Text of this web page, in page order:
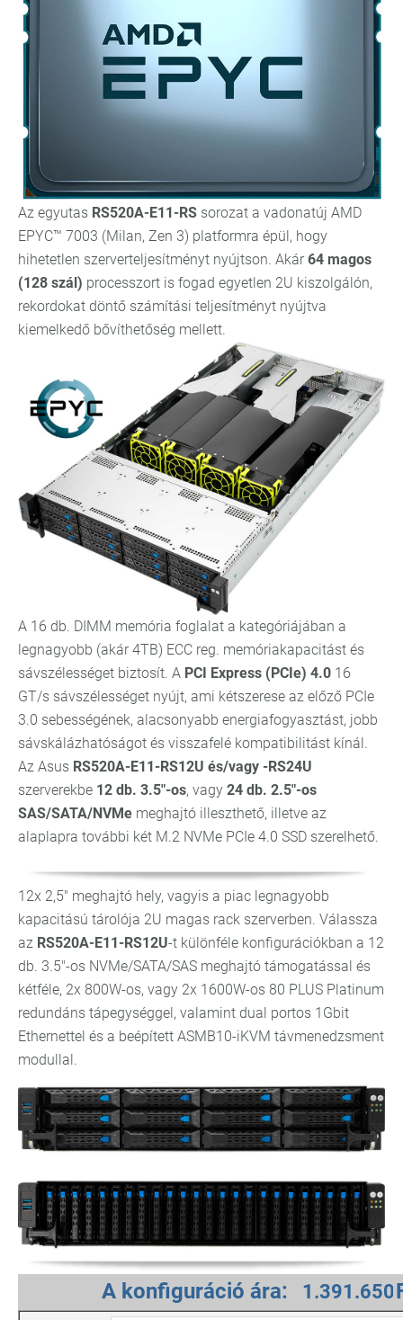
Az egyutas RS520A-E11-RS sorozat a vadonatúj AMD
EPYC™ 7003 (Milan, Zen 3) platformra épül, hogy
hihetetlen szerverteljesítményt nyújtson. Akár 64 magos
(128 szál) processzort is fogad egyetlen 2U kiszolgálón,
rekordokat döntő számítási teljesítményt nyújtva
kiemelkedő bővíthetőség mellett.
A 16 db. DIMM memória foglalat a kategóriájában a
legnagyobb (akár 4TB) ECC reg. memóriakapacitást és
sávszélességet biztosít. A PCI Express (PCIe) 4.0 16
GT/s sávszélességet nyújt, ami kétszerese az előző PCIe
3.0 sebességének, alacsonyabb energiafogyasztást, jobb
sávskálázhatóságot és visszafelé kompatibilitást kínál.
Az Asus RS520A-E11-RS12U és/vagy -RS24U
szerverekbe 12 db. 3.5"-os, vagy 24 db. 2.5"-os
SAS/SATA/NVMe meghajtó illeszthető, illetve az
alaplapra további két M.2 NVMe PCIe 4.0 SSD szerelhető.
12x 2,5" meghajtó hely, vagyis a piac legnagyobb
kapacitású tárolója 2U magas rack szerverben. Válassza
az RS520A-E11-RS12U-t különféle konfigurációkban a 12
db. 3.5"-os NVMe/SATA/SAS meghajtó támogatással és
kétféle, 2x 800W-os, vagy 2x 1600W-os 80 PLUS Platinum
redundáns tápegységgel, valamint dual portos 1Gbit
Ethernettel és a beépített ASMB10-iKVM távmenedzsment
modullal.
A konfiguráció ára: